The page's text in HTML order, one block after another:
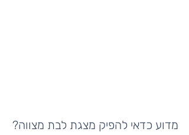
מדוע כדאי להפיק מצגת לבת מצווה?